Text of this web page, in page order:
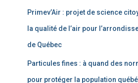
Primev’Air : projet de science
la qualité de l’air pour
de Québec
Particules fines : à quand des
pour protéger la population